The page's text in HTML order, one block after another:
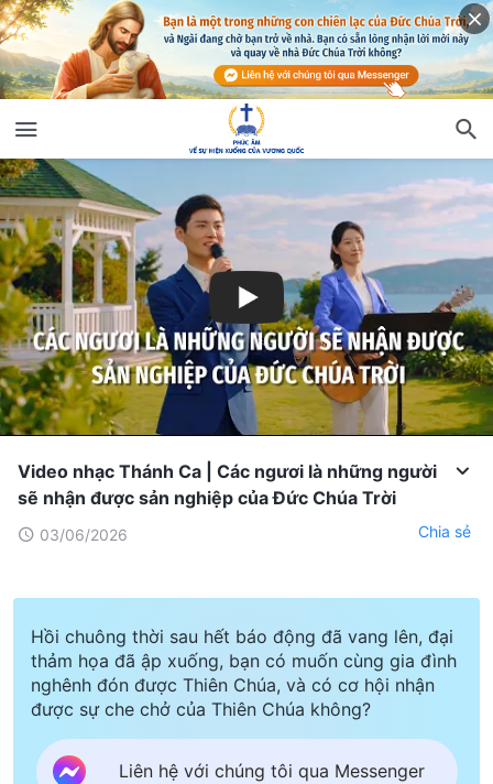
Video nhạc Thánh Ca | Các ngươi là những người
sẽ nhận được sản nghiệp của Đức Chúa Trời
03/06/2026 Chia sẻ
Hồi chuông thời sau hết báo động đã vang lên, đại
thảm họa đã ập xuống, bạn có muốn cùng gia đình
nghênh đón được Thiên Chúa, và có cơ hội nhận
được sự che chở của Thiên Chúa không?
Liên hệ với chúng tôi qua Messenger